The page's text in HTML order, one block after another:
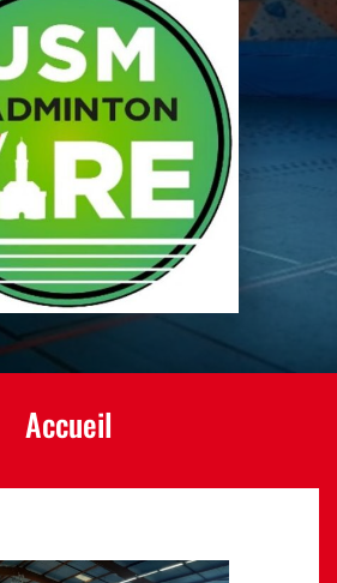
Accueil